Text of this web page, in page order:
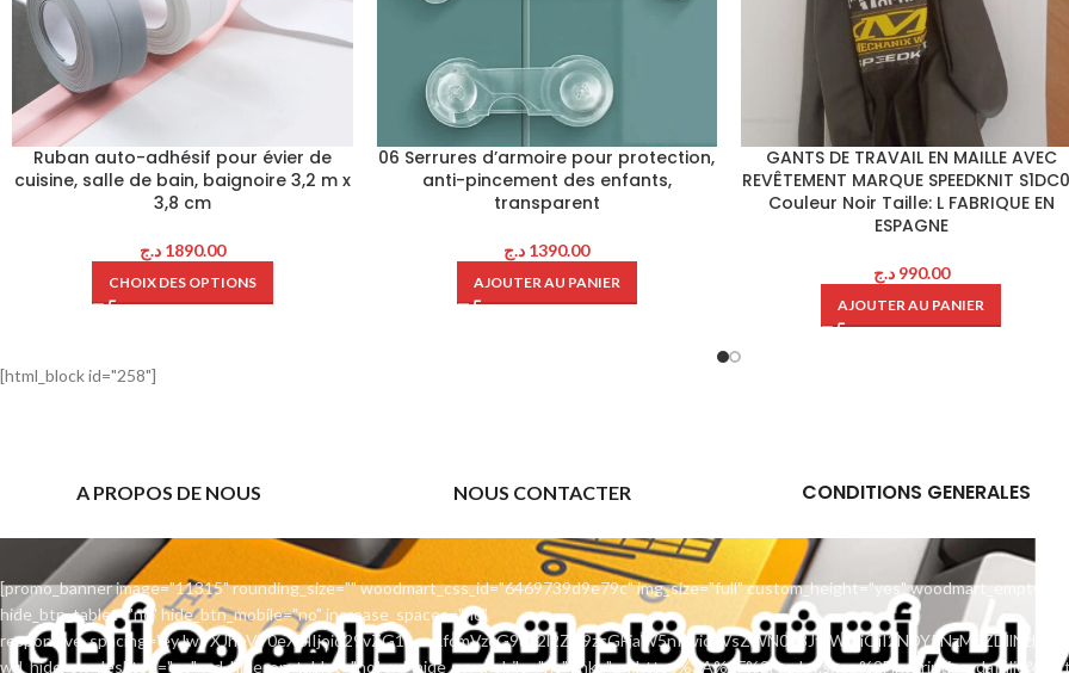
Ruban auto-adhésif pour évier de
cuisine, salle de bain, baignoire 3,2 m x
3,8 cm
1890.00 د.ج
CHOIX DES OPTIONS
06 Serrures d’armoire pour protection,
anti-pincement des enfants,
transparent
1390.00 د.ج
AJOUTER AU PANIER
GANTS DE TRAVAIL EN MAILLE AVEC
REVÊTEMENT MARQUE SPEEDKNIT
Couleur Noir Taille: L FABRIQUE EN
ESPAGNE
990.00 د.ج
AJOUTER AU PANIER
[html_block id="258"]
A PROPOS DE NOUS NOUS CONTACTER CONDITIONS GENERALES
[promo_banner image="11315" rounding_size="" woodmart_css_id="6469739d9e79c" img_size="full" custom_height="yes"
hide_btn_tablet="no" hide_btn_mobile="no" increase_spaces="no"
wd_hide_on_desktop="no" wd_hide_on_tablet="no" wd_hide_on_mobile="no" link="url:https%3A%2F%2Fazday.shop%2Finscription-